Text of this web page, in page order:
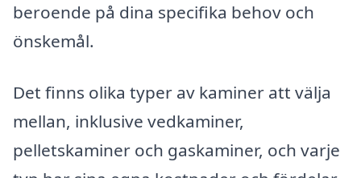
beroende på dina specifika behov och
önskemål.
Det finns olika typer av kaminer att välja
mellan, inklusive vedkaminer,
pelletskaminer och gaskaminer, och varje